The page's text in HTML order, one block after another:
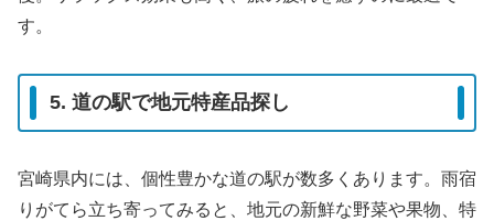
す。
5. 道の駅で地元特産品探し
宮崎県内には、個性豊かな道の駅が数多くあります。雨宿
りがてら立ち寄ってみると、地元の新鮮な野菜や果物、特